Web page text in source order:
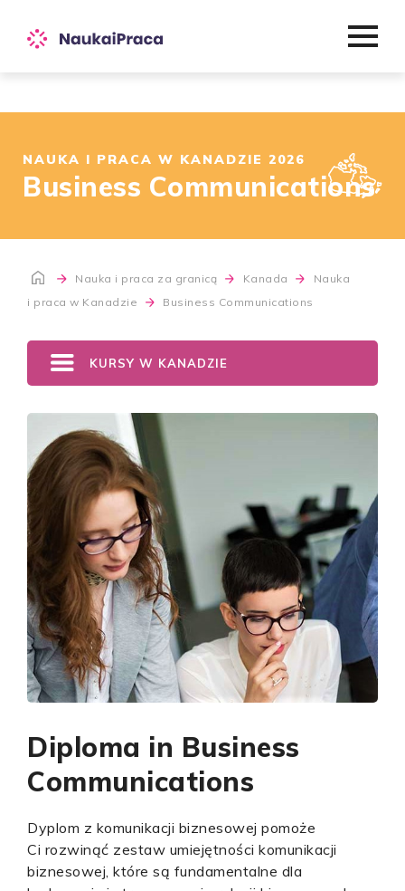
NAUKA I PRACA W KANADZIE 2026
Business Communications
Nauka i praca za granicą Kanada
Nauka
i praca w Kanadzie
Business Communications
KURSY W KANADZIE
Diploma in Business
Communications
Dyplom z komunikacji biznesowej pomoże
Ci rozwinąć zestaw umiejętności komunikacji
biznesowej, które są fundamentalne dla